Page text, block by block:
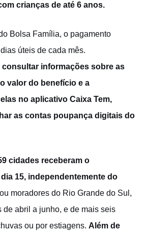
crianças de até 6 anos.
Bolsa Família, o pagamento
úteis de cada mês.
consultar informações sobre as
valor do benefício e a
no aplicativo Caixa Tem,
as contas poupança digitais do
cidades receberam o
15, independentemente do
moradores do Rio Grande do Sul,
de abril a junho, e de mais seis
ou por estiagens. Além de